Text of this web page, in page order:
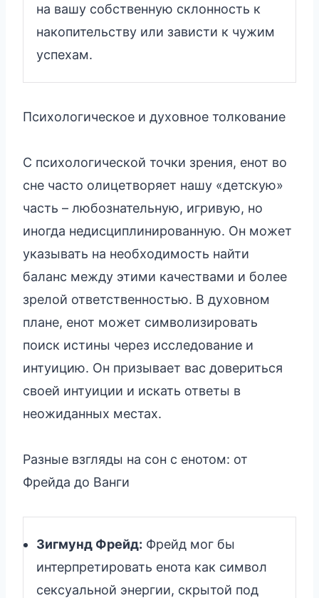
на вашу собственную склонность к
накопительству или зависти к чужим
успехам.
Психологическое и духовное толкование
С психологической точки зрения, енот во
сне часто олицетворяет нашу «детскую»
часть – любознательную, игривую, но
иногда недисциплинированную. Он может
указывать на необходимость найти
баланс между этими качествами и более
зрелой ответственностью. В духовном
плане, енот может символизировать
поиск истины через исследование и
интуицию. Он призывает вас довериться
своей интуиции и искать ответы в
неожиданных местах.
Разные взгляды на сон с енотом: от
Фрейда до Ванги
Зигмунд Фрейд: Фрейд мог бы
интерпретировать енота как символ
сексуальной энергии, скрытой под